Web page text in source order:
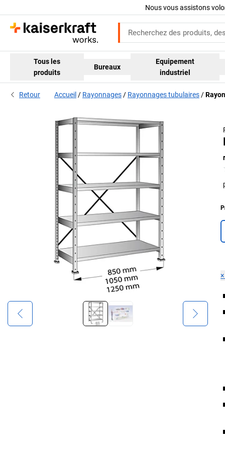
Nous vous assistons
Tous les
produits
Bureaux
Equipement
industriel
Retour Accueil Rayonnages Rayonnages tubulaires
×